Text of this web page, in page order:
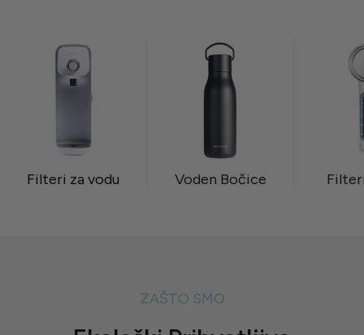
Filteri za vodu Voden Bočice
ZAŠTO SMO